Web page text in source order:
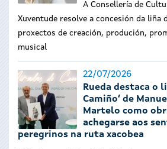
A Consellería de
Xuventude resolve a concesión da liña
proxectos de creación, produción,
musical
22/07/2026
Rueda destaca o
Camiño’ de
Martelo como
achegarse aos
peregrinos na ruta xacobea